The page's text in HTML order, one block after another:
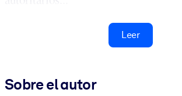
Leer
Sobre el autor